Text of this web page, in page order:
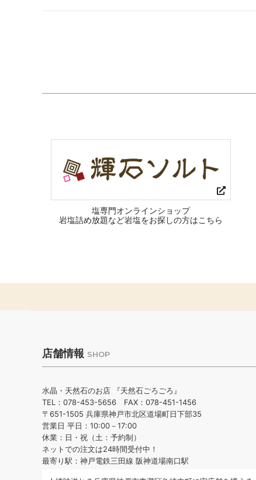
塩専門オンラインショップ
岩塩詰め放題など岩塩をお探しの方はこちら
店舗情報 SHOP
水晶・天然石のお店 『天然石ごろごろ』
TEL：078-453-5656 FAX：078-451-1456
〒651-1505 兵庫県神戸市北区道場町日下部35
営業日 平日：10:00－17:00
休業：日・祝（土：予約制）
ネットでの注文は24時間受付中！
最寄り駅：神戸電鉄三田線 阪神道場南口駅